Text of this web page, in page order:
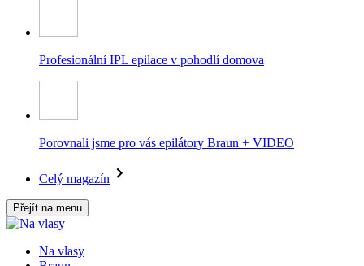
Profesionální IPL epilace v pohodlí domova
Porovnali jsme pro vás epilátory Braun + VIDEO
Celý magazín
Přejít na menu
Na vlasy